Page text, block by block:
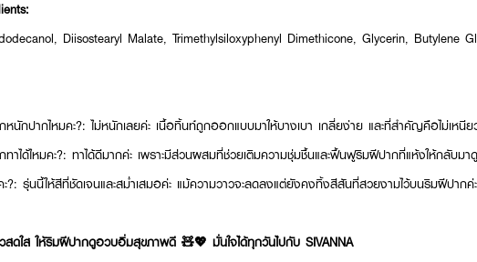
Diisostearyl Malate, Trimethylsiloxyphenyl Dimethicone, Glycerin, Butylene
หนักปากไหมคะ?: ไม่หนักเลยค่ะ เนื้อทิ้นท์ถูกออกแบบมาให้บางเบา เกลี่ยง่าย และที่สำคัญคือไม่เหนียว
าได้ไหมคะ?: ทาได้ดีมากค่ะ เพราะมีส่วนผสมที่ช่วยเติมความชุ่มชื้นและฟื้นฟูริมฝีปากที่แห้งให้กลับมา
?: รุ่นนี้ให้สีที่ชัดเจนและสม่ำเสมอค่ะ แม้ความวาวจะลดลงแต่ยังคงทิ้งสีสันที่สวยงามไว้บนริมฝีปากค่ะ
วสดใส ให้ริมฝีปากดูอวบอิ่มสุขภาพดี 🧸💖 มั่นใจได้ทุกวันไปกับ SIVANNA